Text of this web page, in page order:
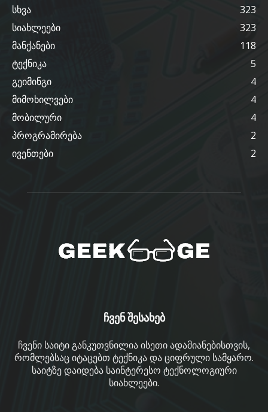
სხვა
323
სიახლეები
323
მანქანები
118
ტექნიკა
5
გეიმინგი
4
მიმოხილვები
4
მობილური
4
პროგრამირება
2
ივენთები
2
ჩვენ შესახებ
ჩვენი საიტი განკუთვნილია ისეთი ადამიანებისთვის,
რომლებსაც იტაცებთ ტექნიკა და ციფრული სამყარო.
საიტზე დაიდება საინტერესო ტექნოლოგიური
სიახლეები.